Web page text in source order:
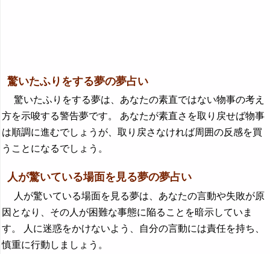
驚いたふりをする夢の夢占い
驚いたふりをする夢は、あなたの素直ではない物事の考え
方を示唆する警告夢です。 あなたが素直さを取り戻せば物事
は順調に進むでしょうが、取り戻さなければ周囲の反感を買
うことになるでしょう。
人が驚いている場面を見る夢の夢占い
人が驚いている場面を見る夢は、あなたの言動や失敗が原
因となり、その人が困難な事態に陥ることを暗示していま
す。 人に迷惑をかけないよう、自分の言動には責任を持ち、
慎重に行動しましょう。